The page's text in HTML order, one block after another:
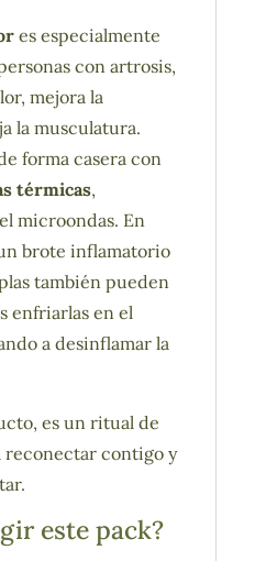
es especialmente
con artrosis,
mejora la
la musculatura.
forma casera con
térmicas,
microondas. En
brote inflamatorio
también pueden
enfriarlas en el
a desinflamar la
es un ritual de
reconectar contigo y
este pack?